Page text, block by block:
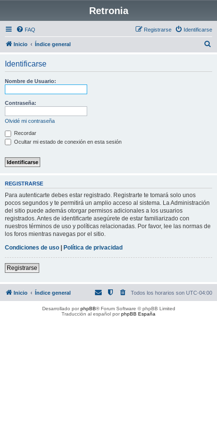
Retronia
FAQ Identificarse
Registrarse
Inicio Índice general
Identificarse
Nombre de Usuario:
Contraseña:
Olvidé mi contraseña
Recordar
Ocultar mi estado de conexión en esta sesión
REGISTRARSE
Para autenticarte debes estar registrado. Registrarte te tomará solo unos
pocos segundos y te permitirá un amplio acceso al sistema. La Administración
del sitio puede además otorgar permisos adicionales a los usuarios
registrados. Antes de identificarte asegúrete de estar familiarizado con
nuestros términos de uso y políticas relacionadas. Por favor, lee las normas de
los foros mientras navegas por el sitio.
Condiciones de uso | Política de privacidad
Registrarse
Inicio Índice general Todos los horarios son UTC-04:00
Desarrollado porphpBB® Forum Software © phpBB Limited
Traducción al español porphpBB España